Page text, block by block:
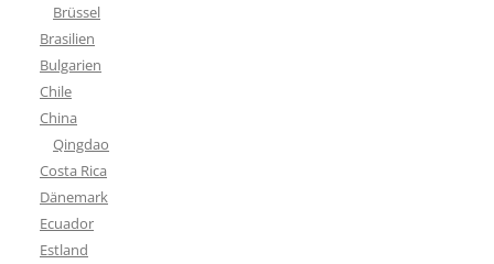
Brüssel
Brasilien
Bulgarien
Chile
China
Qingdao
Costa Rica
Dänemark
Ecuador
Estland